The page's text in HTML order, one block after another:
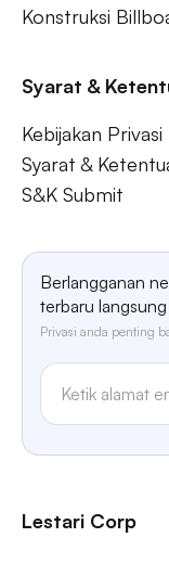
Perencanaan
Syarat &
Kebijakan Privasi
Syarat &
Berlangganan
Privasi anda penting